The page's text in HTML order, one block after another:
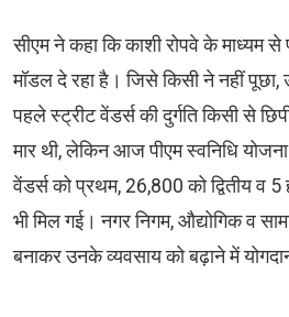
सीएम ने कहा कि काशी रोपवे के माध्यम से
मॉडल दे रहा है। जिसे किसी ने नहीं
पहले स्ट्रीट वेंडर्स की दुर्गति किसी से
मार थी, लेकिन आज पीएम स्वनिधि
वेंडर्स को प्रथम, 26,800 को द्वितीय व
भी मिल गई। नगर निगम, औद्योगिक व
बनाकर उनके व्यवसाय को बढ़ाने में